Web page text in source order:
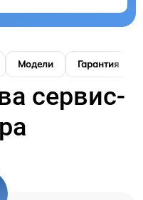
Модели Гарантия
сервис-